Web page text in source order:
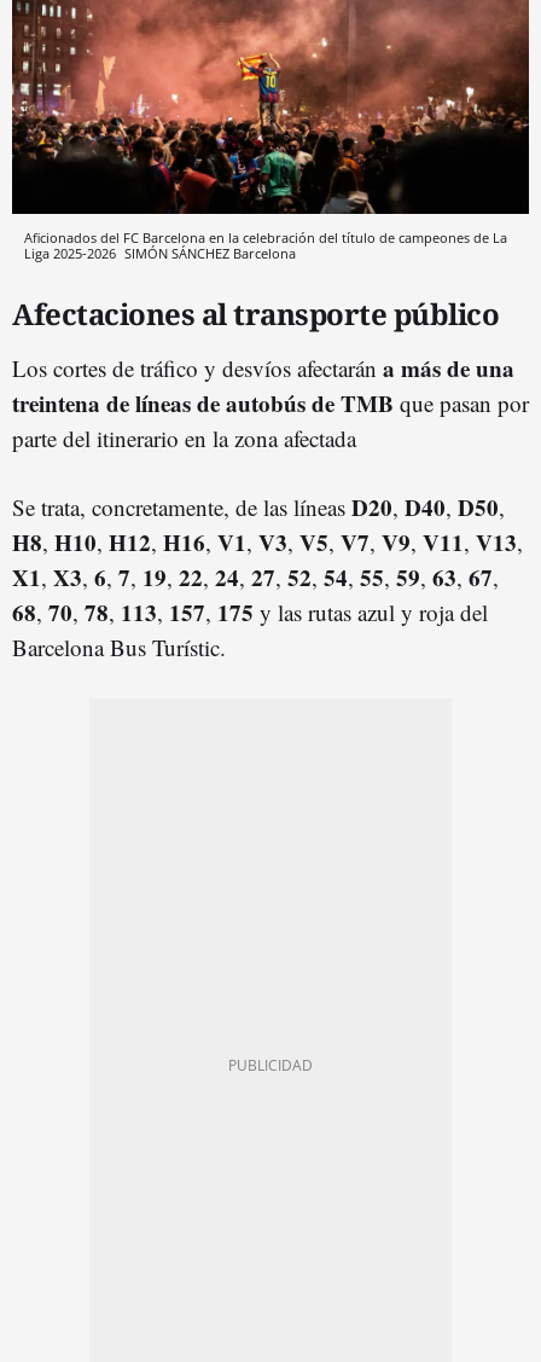
Aficionados del FC Barcelona en la celebración del título de campeones de La
Liga 2025-2026 SIMÓN SÁNCHEZ Barcelona
Afectaciones al transporte público
Los cortes de tráfico y desvíos afectarán a más de una
treintena de líneas de autobús de TMB que pasan por
parte del itinerario en la zona afectada
Se trata, concretamente, de las líneas D20, D40, D50,
H8, H10, H12, H16, V1, V3, V5, V7, V9, V11, V13,
X1, X3, 6, 7, 19, 22, 24, 27, 52, 54, 55, 59, 63, 67,
68, 70, 78, 113, 157, 175 y las rutas azul y roja del
Barcelona Bus Turístic.